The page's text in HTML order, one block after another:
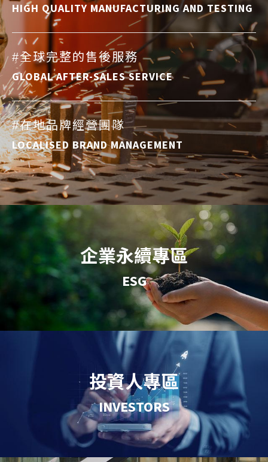
HIGH QUALITY MANUFACTURING AND TESTING
#全球完整的售後服務
GLOBAL AFTER-SALES SERVICE
#在地品牌經營團隊
LOCALISED BRAND MANAGEMENT
企業永續專區
ESG
投資人專區
INVESTORS